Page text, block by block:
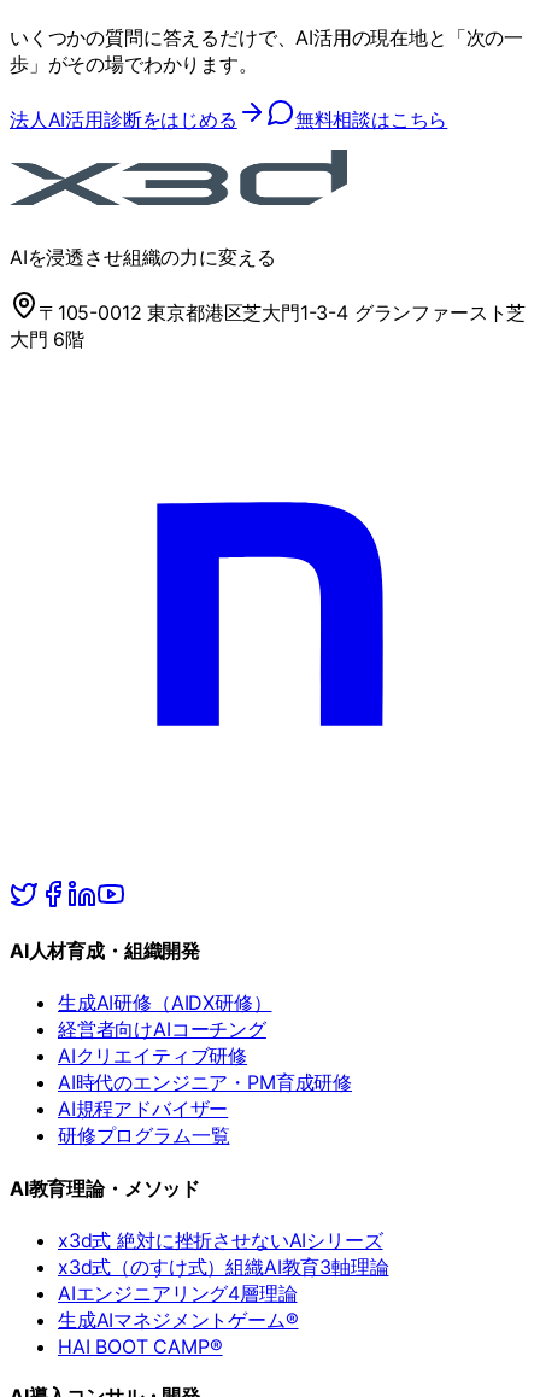
いくつかの質問に答えるだけで、AI活用の現在地と「次の一
歩」がその場でわかります。
法人AI活用診断をはじめる 無料相談はこちら
AIを浸透させ組織の力に変える
〒105-0012 東京都港区芝大門1-3-4 グランファースト芝
大門 6階
AI人材育成・組織開発
生成AI研修（AIDX研修）
経営者向けAIコーチング
AIクリエイティブ研修
AI時代のエンジニア・PM育成研修
AI規程アドバイザー
研修プログラム一覧
AI教育理論・メソッド
x3d式 絶対に挫折させないAIシリーズ
x3d式（のすけ式）組織AI教育3軸理論
AIエンジニアリング4層理論
生成AIマネジメントゲーム®
HAI BOOT CAMP®